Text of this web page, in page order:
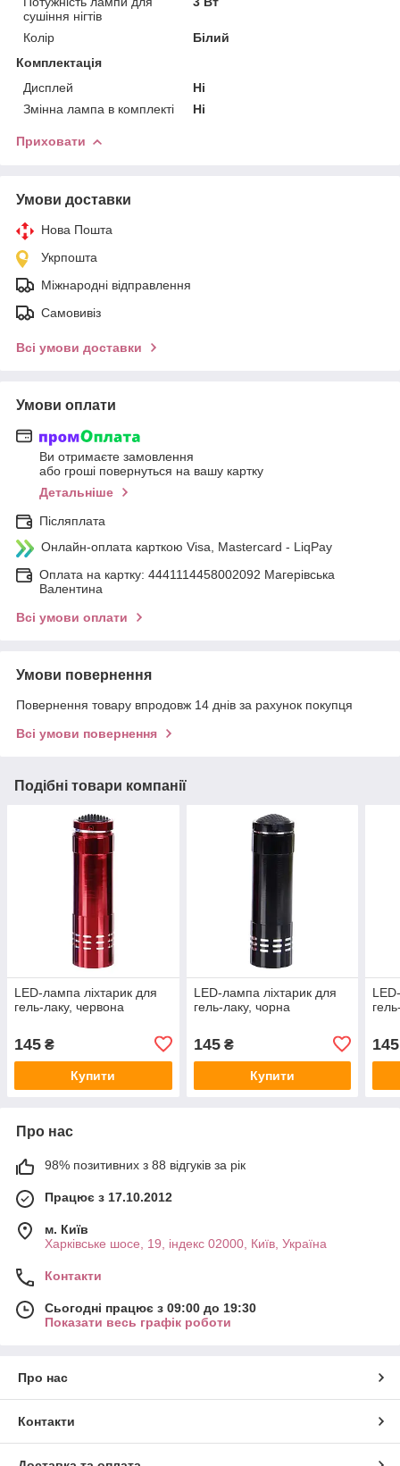
сушіння нігтів
Колір
Білий
Комплектація
Дисплей
Ні
Змінна лампа в комплекті
Ні
Приховати
Умови доставки
Нова Пошта
Укрпошта
Міжнародні відправлення
Самовивіз
Всі умови доставки
Умови оплати
Ви отримаєте замовлення
або гроші повернуться на вашу картку
Детальніше
Післяплата
Онлайн-оплата карткою Visa, Mastercard - LiqPay
Оплата на картку: 4441114458002092 Магерівська
Валентина
Всі умови оплати
Умови повернення
Повернення товару впродовж 14 днів за рахунок покупця
Всі умови повернення
Подібні товари компанії
LED-лампа ліхтарик для
гель-лаку, червона
145 ₴
Купити
LED-лампа ліхтарик для
гель-лаку, чорна
145₴
Купити
145
Про нас
98% позитивних з 88 відгуків за рік
Працює з 17.10.2012
м. Київ
Харківське шосе, 19, індекс 02000, Київ, Україна
Контакти
Сьогодні працює з 09:00 до 19:30
Показати весь графік роботи
Про нас
Контакти